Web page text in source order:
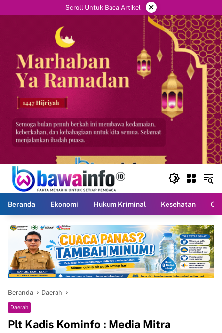
ke
Scroll Untuk Baca Artikel ×
Beranda Ekonomi Hukum Kriminal Kesehatan
Beranda Daerah
Daerah
Plt Kadis Kominfo : Media Mitra